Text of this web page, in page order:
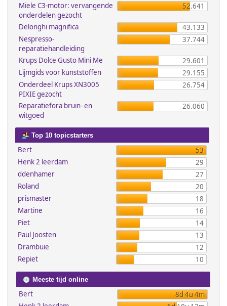
Miele C3-motor: vervangende
onderdelen gezocht
52.641
Delonghi magnifica
43.133
Nespresso-
reparatiehandleiding
37.744
Krups Dolce Gusto Mini Me
29.601
Lijmgids voor kunststoffen
29.155
Onderdeel Krups XN3005
PIXIE gezocht
26.754
Reparatiefora bruin- en
witgoed
26.060
Top 10 topicstarters
Bert
53
Henk 2 leerdam
29
ddenhamer
27
Roland
20
prismaster
18
Martine
16
Piet
14
Paul Joosten
13
Drambuie
12
Repiet
10
Meeste tijd online
Bert
8d 4u 4m